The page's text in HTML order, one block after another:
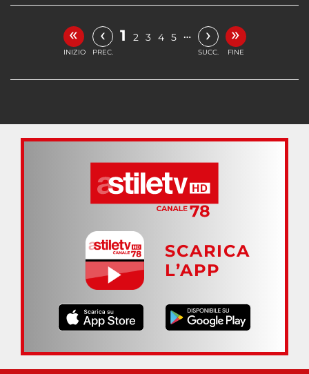
«
INIZIO
‹
PREC.
1 2 3 4 5 … ›
SUCC.
»
FINE
SCARICA
L’APP